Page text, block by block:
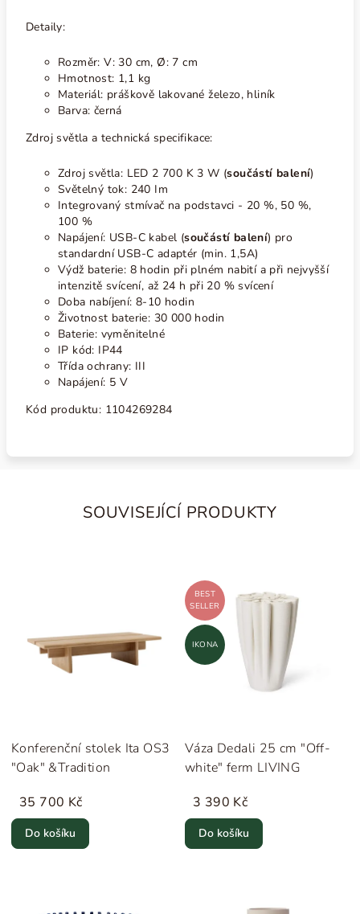
Detaily:
Rozměr:V: 30 cm, Ø: 7 cm
Hmotnost: 1,1 kg
Materiál: práškově lakované železo, hliník
Barva: černá
Zdroj světla a technická specifikace:
Zdroj světla: LED 2 700 K 3 W (součástí balení)
Světelný tok: 240 Im
Integrovaný stmívač na podstavci - 20 %, 50 %,
100 %
Napájení: USB-C kabel (součástí balení) pro
standardní USB-C adaptér (min. 1,5A)
Výdž baterie: 8 hodin při plném nabití a při nejvyšší
intenzitě svícení, až 24 h při 20 % svícení
Doba nabíjení: 8-10 hodin
Životnost baterie: 30 000 hodin
Baterie: vyměnitelné
IP kód: IP44
Třída ochrany: III
Napájení: 5 V
Kód produktu: 1104269284
SOUVISEJÍCÍ PRODUKTY
Konferenční stolek Ita OS3
"Oak" &Tradition
35 700 Kč
Do košíku
BEST
SELLER
IKONA
Váza Dedali 25 cm "Off-
white" ferm LIVING
3 390 Kč
Do košíku